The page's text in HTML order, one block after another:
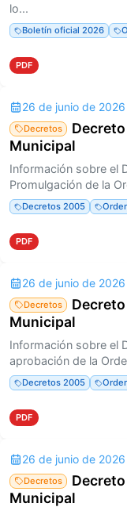
lo...
Boletín oficial 2026
PDF
26 de junio de 2026
Decretos
Municipal
Información sobre el
Promulgación de la
Decretos 2005
PDF
26 de junio de 2026
Decretos
Municipal
Información sobre el
aprobación de la
Decretos 2005
PDF
26 de junio de 2026
Decretos
Municipal